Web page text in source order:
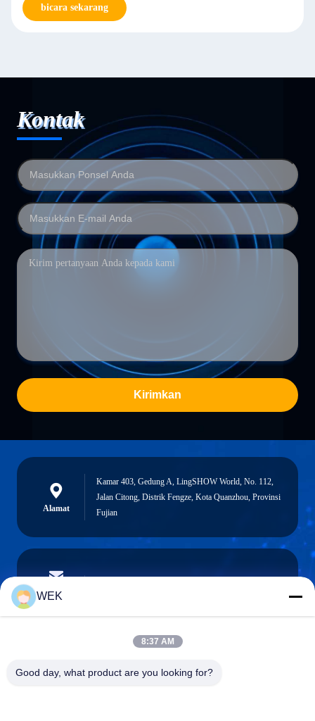
bicara sekarang
Kontak
Kirimkan
Alamat
Kamar 403, Gedung A, LingSHOW World, No. 112,
Jalan Citong, Distrik Fengze, Kota Quanzhou, Provinsi
Fujian
Surel
Telepon
WEK
8:37 AM
Good day, what product are you looking for?